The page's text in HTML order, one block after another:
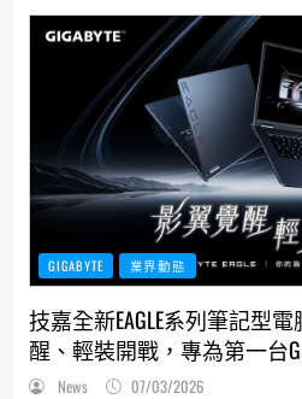
GIGABYTE 業界動態
技嘉全新EAGLE系列筆記型
醒、輕裝開戰，專為第一台
用者打造
News 07/03/2026